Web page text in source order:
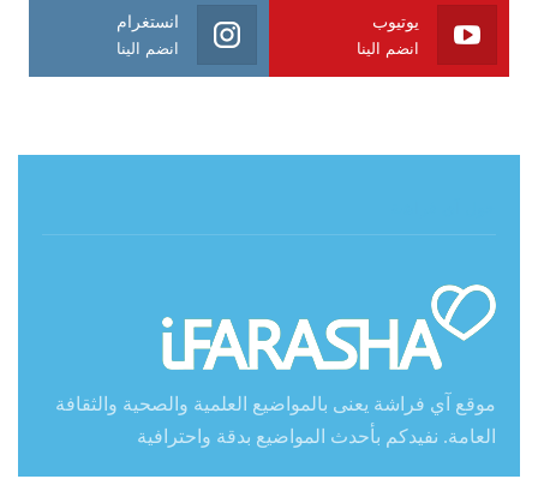
يوتيوب
انضم الينا
انستغرام
انضم الينا
موقع آي فراشة يعنى بالمواضيع العلمية والصحية والثقافة
العامة. نفيدكم بأحدث المواضيع بدقة واحترافية